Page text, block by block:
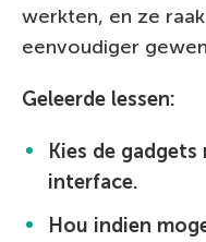
werkten, en ze
eenvoudiger
Geleerde lessen:
Kies de
interface.
Hou indien